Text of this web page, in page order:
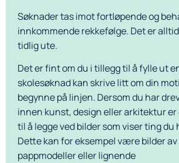
Søknader tas imot fortløpende og
innkommende rekkefølge. Det er
tidlig ute.
Det er fint om du i tillegg til å fylle ut
skolesøknad kan skrive litt om din
begynne på linjen. Dersom du har
innen kunst, design eller arkitektur er
til å legge ved bilder som viser ting du
Dette kan for eksempel være bilder
pappmodeller eller lignende